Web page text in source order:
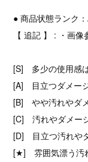
● 商品状態ランク
【 追記 】 : ・画像
[S] 多少の使用感
[A] 目立つダメー
[B] やや汚れやダ
[C] 汚れやダメー
[D] 目立つ汚れや
[★] 雰囲気漂う汚